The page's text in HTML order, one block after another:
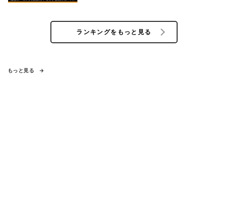
ランキングをもっと見る
もっと見る